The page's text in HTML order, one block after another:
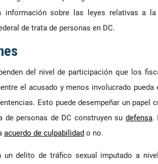
información sobre las leyes relativas a
de trata de personas en DC.
del nivel de participación que los
el acusado y menos involucrado
Esto puede desempeñar un papel
de personas de DC construyen su defensa.
acuerdo de culpabilidado no.
un delito de tráfico sexual imputado a